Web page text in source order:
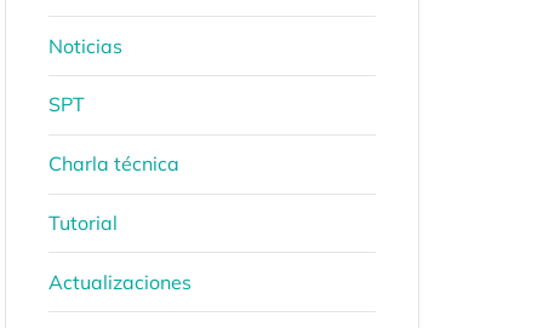
Noticias
SPT
Charla técnica
Tutorial
Actualizaciones